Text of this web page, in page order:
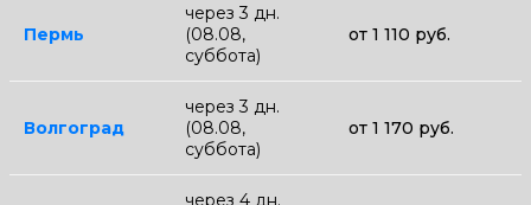
Пермь
через 3 дн.
(08.08,
суббота)
от 1 110 руб.
Волгоград
через 3 дн.
(08.08,
суббота)
от 1 170 руб.
через 4 дн.